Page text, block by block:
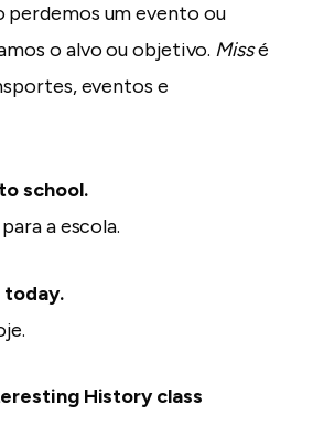
perdemos um evento ou
o alvo ou objetivo. Missé
eventos e
school.
a escola.
today.
History class